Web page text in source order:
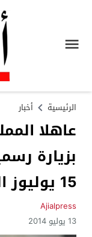
الرئيسية أخبار
عاهلا
15 يوليوز الجاري
Ajialpress
13 يوليو 2014